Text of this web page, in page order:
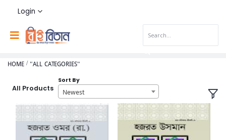
Login
HOME "ALL CATEGORIES"
All Products
Sort By
Newest